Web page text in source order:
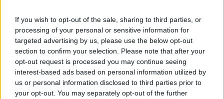
If you wish to opt-out of the sale, sharing to third parties, or
processing of your personal or sensitive information for
targeted advertising by us, please use the below opt-out
section to confirm your selection. Please note that after your
opt-out request is processed you may continue seeing
interest-based ads based on personal information utilized by
us or personal information disclosed to third parties prior to
your opt-out. You may separately opt-out of the further